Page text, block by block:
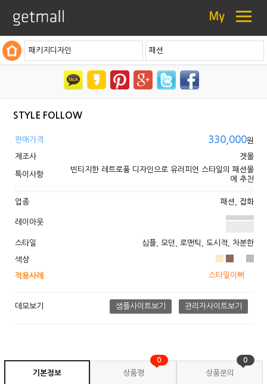
My ≡
패키지디자인 패션
STYLE FOLLOW
판매가격 330,000원
제조사 겟몰
특이사항
빈티지한 레트로풍 디자인으로 유러피언 스타일의 패션몰
에 추천
업종 패션, 잡화
레이아웃
스타일 심플, 모던, 로맨틱, 도시적, 차분한
색상
적용사례 스타일이뻐
데모보기 샘플사이트보기 관리자사이트보기
기본정보 상품평
0
상품문의
0